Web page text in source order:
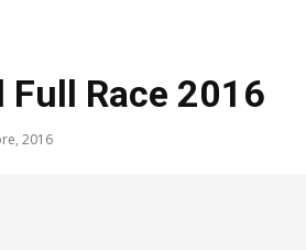
Race 2016
2016